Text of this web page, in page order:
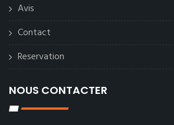
Avis
Contact
Reservation
NOUS CONTACTER